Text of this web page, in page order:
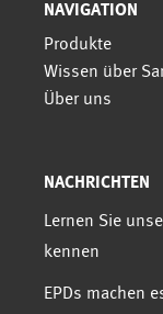
NAVIGATION
Produkte
Wissen über
Über uns
NACHRICHTEN
Lernen Sie
kennen
EPDs machen